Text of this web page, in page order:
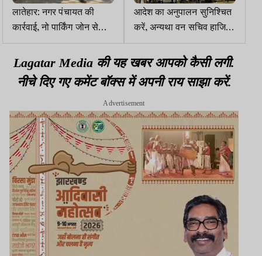
लातेहार: नगर पंचायत की
कार्रवाई, नो पार्किंग जोन से
हटाए गए वाहन
आदेश का अनुपालन सुनिश्चित
करें, अन्यथा वन सचिव हाजिर
हों : हाईकोर्ट
Lagatar Media की यह खबर आपको कैसी लगी.
नीचे दिए गए कमेंट बॉक्स में अपनी राय साझा करें.
Advertisement